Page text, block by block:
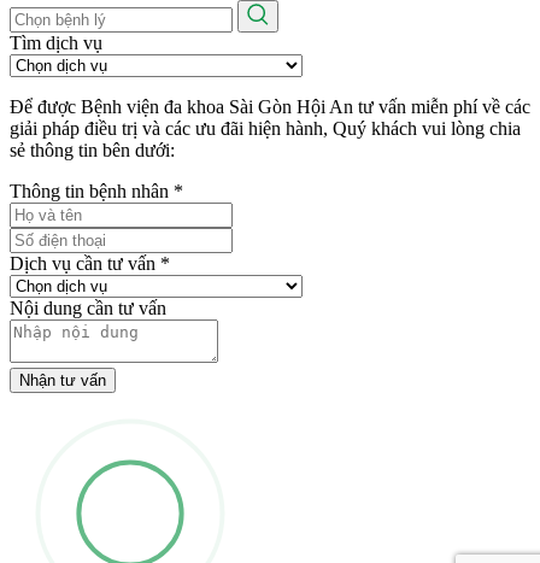
Tìm dịch vụ
Để được Bệnh viện đa khoa Sài Gòn Hội An tư vấn miễn phí về các
giải pháp điều trị và các ưu đãi hiện hành, Quý khách vui lòng chia
sẻ thông tin bên dưới:
Thông tin bệnh nhân *
Dịch vụ cần tư vấn *
Nội dung cần tư vấn
Nhận tư vấn